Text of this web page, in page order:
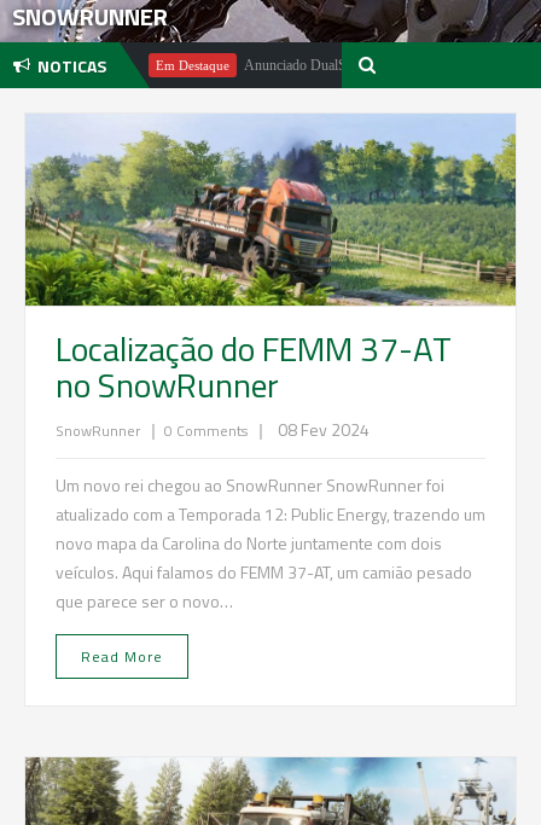
SNOWRUNNER
NOTICASEm Destaque Anunciado DualSense The Last of Us Limited Edition
Localização do FEMM 37-AT
no SnowRunner
SnowRunner | 0 Comments | 08 Fev 2024
Um novo rei chegou ao SnowRunner SnowRunner foi
atualizado com a Temporada 12: Public Energy, trazendo um
novo mapa da Carolina do Norte juntamente com dois
veículos. Aqui falamos do FEMM 37-AT, um camião pesado
que parece ser o novo…
Read More